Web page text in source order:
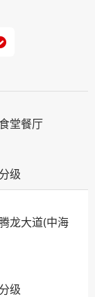
堂餐厅
级
龙大道(中海
级